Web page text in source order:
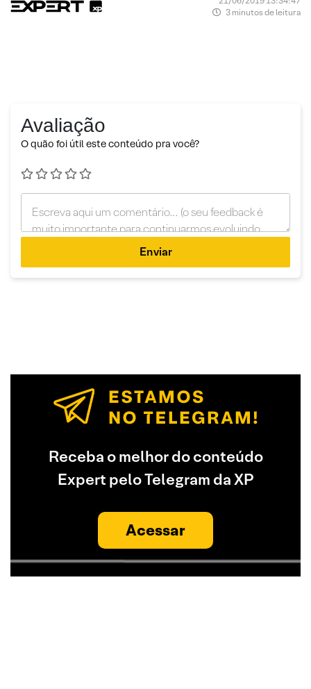
3 minutos de leitura
Avaliação
O quão foi útil este conteúdo pra você?
Enviar
Receba o melhor do conteúdo
Expert pelo Telegram da XP
Acessar